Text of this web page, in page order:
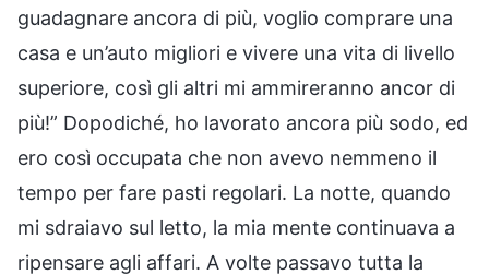
guadagnare ancora di più, voglio comprare una
casa e un’auto migliori e vivere una vita di livello
superiore, così gli altri mi ammireranno ancor di
più!” Dopodiché, ho lavorato ancora più sodo, ed
ero così occupata che non avevo nemmeno il
tempo per fare pasti regolari. La notte, quando
mi sdraiavo sul letto, la mia mente continuava a
ripensare agli affari. A volte passavo tutta la